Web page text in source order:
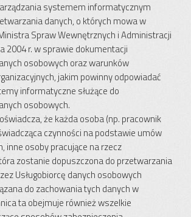
systemem informatycznym
danych, o których mowa w
Spraw Wewnętrznych i Administracji
2004 r. w sprawie dokumentacji
osobowych oraz warunków
jakim powinny odpowiadać
informatyczne służące do
osobowych.
że każda osoba (np. pracownik
czynności na podstawie umów
inne osoby pracujące na rzecz
zostanie dopuszczona do przetwarzania
Usługobiorcę danych osobowych
do zachowania tych danych w
ta obejmuje również wszelkie